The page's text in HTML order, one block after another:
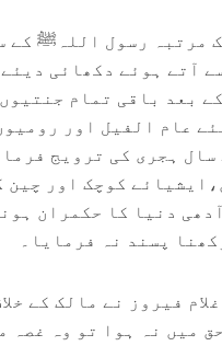
مرتبہ رسول اللہﷺ کے
آتے ہوئے دکھائی
بعد باقی تمام
عام الفیل اور
سال ہجری کی ترویج
کوچک اور
دنیا کا حکمران
پسند نہ فرمایا۔
فیروز نے مالک کے
میں نہ ہوا تو وہ غصہ